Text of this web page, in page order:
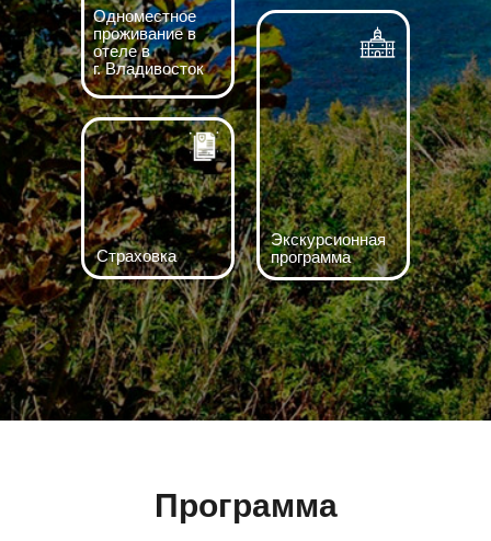
Одноместное
проживание в
отеле в
г. Владивосток
Экскурсионная
программа
Страховка
Программа